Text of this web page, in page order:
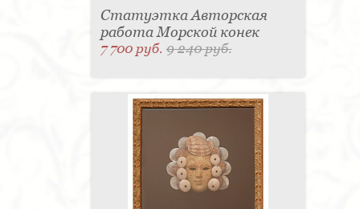
Статуэтка Авторская
работа Морской конек
7 700 руб.9 240 руб.